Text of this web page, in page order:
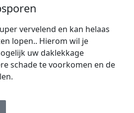
vervelend en kan helaas
lopen.. Hierom wil je
uw daklekkage
schade te voorkomen en de